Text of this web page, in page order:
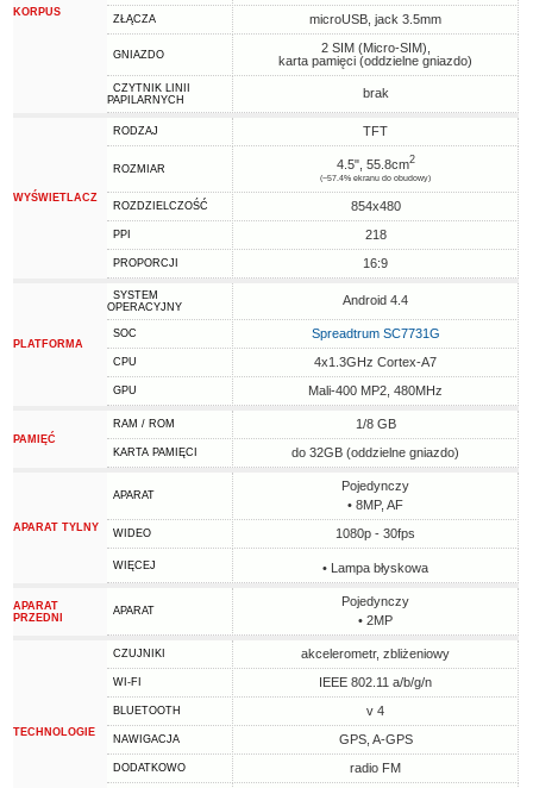
KORPUS
ZŁĄCZA microUSB, jack 3.5mm
GNIAZDO
2 SIM (Micro-SIM),
karta pamięci (oddzielne gniazdo)
CZYTNIK LINII
PAPILARNYCH
brak
WYŚWIETLACZ
RODZAJ TFT
ROZMIAR 4.5", 55.8cm2
(~57.4% ekranu do obudowy)
ROZDZIELCZOŚĆ 854x480
PPI 218
PROPORCJI 16:9
PLATFORMA
SYSTEM
OPERACYJNY
Android 4.4
SOC Spreadtrum SC7731G
CPU 4x1.3GHz Cortex-A7
GPU Mali-400 MP2, 480MHz
PAMIĘĆ
RAM / ROM 1/8 GB
KARTA PAMIĘCI do 32GB (oddzielne gniazdo)
APARAT TYLNY
APARAT
Pojedynczy
• 8MP, AF
WIDEO 1080p - 30fps
WIĘCEJ • Lampa błyskowa
APARAT
PRZEDNI
APARAT
Pojedynczy
• 2MP
TECHNOLOGIE
CZUJNIKI akcelerometr, zbliżeniowy
WI-FI IEEE 802.11 a/b/g/n
BLUETOOTH v 4
NAWIGACJA GPS, A-GPS
DODATKOWO
radio FM